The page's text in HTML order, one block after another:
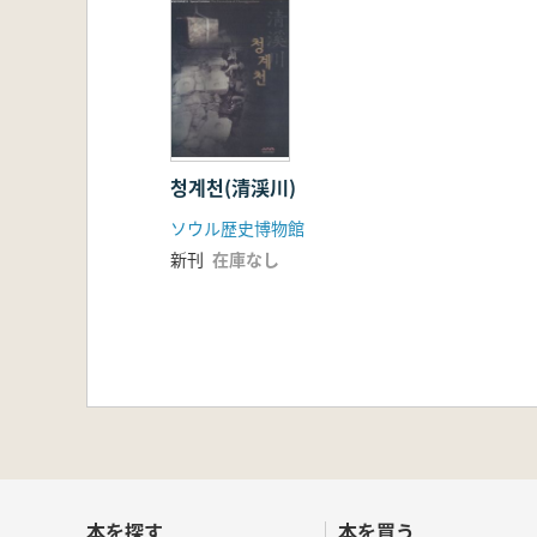
청계천(清渓川)
ソウル歴史博物館
新刊 在庫なし